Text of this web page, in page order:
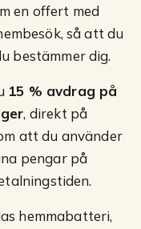
en offert med
så att du
bestämmer dig.
15 % avdrag på
, direkt på
att du använder
pengar på
hemmabatteri,